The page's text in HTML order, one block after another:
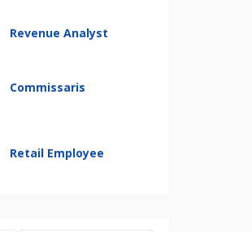
Revenue Analyst
Commissaris
Retail Employee